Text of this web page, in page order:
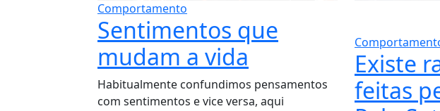
Comportamento
Sentimentos que
mudam a vida
Habitualmente confundimos pensamentos
com sentimentos e vice versa, aqui
Existe
feitas